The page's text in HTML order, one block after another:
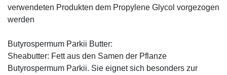
verwendeten Produkten dem Propylene Glycol vorgezogen
werden
Butyrospermum Parkii Butter:
Sheabutter: Fett aus den Samen der Pflanze
Butyrospermum Parkii. Sie eignet sich besonders zur